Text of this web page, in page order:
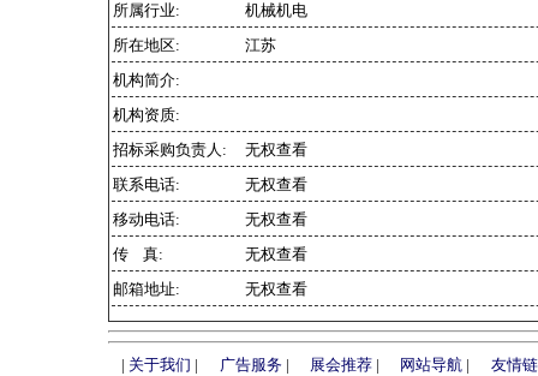
所属行业:
机械机电
所在地区:
江苏
机构简介:
机构资质:
招标采购负责人:
无权查看
联系电话:
无权查看
移动电话:
无权查看
传 真:
无权查看
邮箱地址:
无权查看
| 关于我们 | 广告服务| 展会推荐| 网站导航 |
友情